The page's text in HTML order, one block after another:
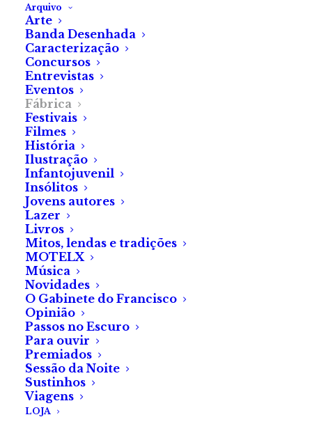
Arquivo
Arte
Banda Desenhada
Caracterização
Concursos
Entrevistas
Eventos
Fábrica
Festivais
Filmes
História
Ilustração
Infantojuvenil
Insólitos
Jovens autores
Lazer
Livros
Mitos, lendas e tradições
MOTELX
Música
Novidades
O Gabinete do Francisco
Opinião
Passos no Escuro
Para ouvir
Premiados
Sessão da Noite
Sustinhos
Viagens
LOJA
A Fábrica do Terror é
um dos nomeados
para Melhor
Publicação de Internet
e Melhor Promotor
nos Prémios ESFS.
Na edição de 2023, a Fábrica
do Terror é selecionada para
integrar uma lista de
nomeados europeus, para os
prémios de Melhor Promotor
e Melhor Publicação de
Internet.
A notícia de que a Fábrica do Terror estava nomeada
para osAchievement Awards e para os Hall of Fame